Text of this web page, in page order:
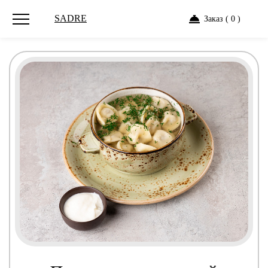
SADRE Заказ ( 0 )